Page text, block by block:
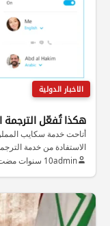
الاخبار الدولية
هكذا تُفعّل الترجمة
أتاحت خدمة سكايب
الاستفادة من خدمة
admin10 سنوات مضت